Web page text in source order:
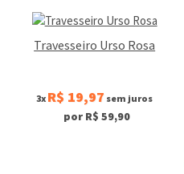
Travesseiro Urso Rosa
3x R$ 19,97 sem juros
por R$ 59,90